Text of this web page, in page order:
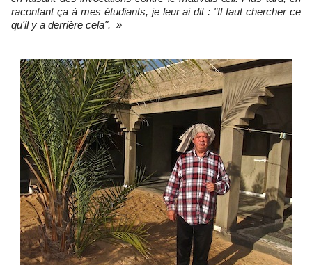
racontant ça à mes étudiants, je leur ai dit : "Il faut chercher ce
qu'il y a derrière cela". »